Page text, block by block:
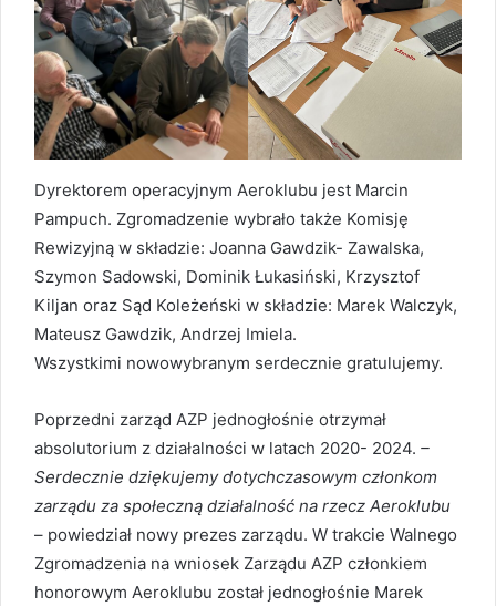
Dyrektorem operacyjnym Aeroklubu jest Marcin
Pampuch. Zgromadzenie wybrało także Komisję
Rewizyjną w składzie: Joanna Gawdzik- Zawalska,
Szymon Sadowski, Dominik Łukasiński, Krzysztof
Kiljan oraz Sąd Koleżeński w składzie: Marek Walczyk,
Mateusz Gawdzik, Andrzej Imiela.
Wszystkimi nowowybranym serdecznie gratulujemy.
Poprzedni zarząd AZP jednogłośnie otrzymał
absolutorium z działalności w latach 2020- 2024. –
Serdecznie dziękujemy dotychczasowym członkom
zarządu za społeczną działalność na rzecz Aeroklubu
– powiedział nowy prezes zarządu. W trakcie Walnego
Zgromadzenia na wniosek Zarządu AZP członkiem
honorowym Aeroklubu został jednogłośnie Marek